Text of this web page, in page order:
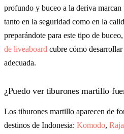
profundo y buceo a la deriva
tanto en la seguridad como en la
preparándote para este tipo de
de liveaboard cubre cómo
adecuada.
¿Puedo ver tiburones martillo
Los tiburones martillo aparecen de
destinos de Indonesia: Komodo,